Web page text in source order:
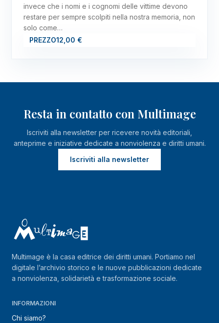
invece che i nomi e i cognomi delle vittime devono
restare per sempre scolpiti nella nostra memoria, non
solo come…
PREZZO12,00 €
Resta in contatto con Multimage
Iscriviti alla newsletter per ricevere novità editoriali,
anteprime e iniziative dedicate a nonviolenza e diritti umani.
Iscriviti alla newsletter
Multimage è la casa editrice dei diritti umani. Portiamo nel
digitale l’archivio storico e le nuove pubblicazioni dedicate
a nonviolenza, solidarietà e trasformazione sociale.
INFORMAZIONI
Chi siamo?